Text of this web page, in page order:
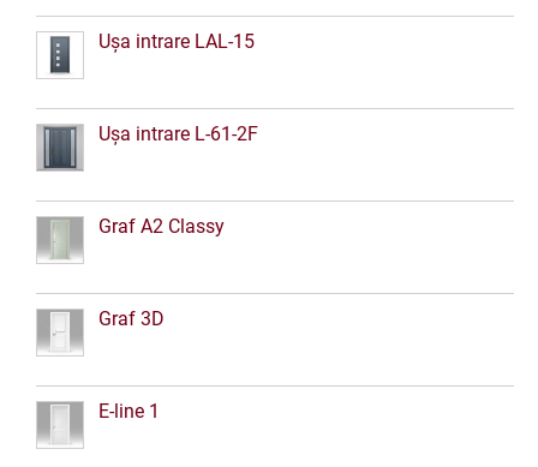
Ușa intrare LAL-15
Ușa intrare L-61-2F
Graf A2 Classy
Graf 3D
E-line 1